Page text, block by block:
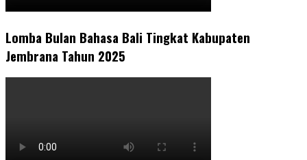
Lomba Bulan Bahasa Bali Tingkat Kabupaten
Jembrana Tahun 2025